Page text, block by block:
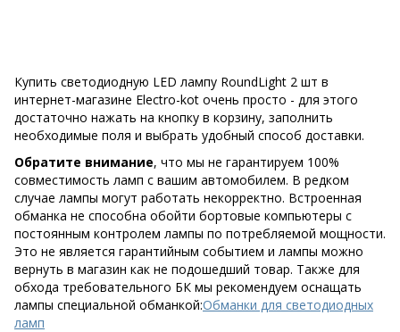
Купить светодиодную LED лампу RoundLight 2 шт в
интернет-магазине Electro-kot очень просто - для этого
достаточно нажать на кнопку в корзину, заполнить
необходимые поля и выбрать удобный способ доставки.
Обратите внимание, что мы не гарантируем 100%
совместимость ламп с вашим автомобилем. В редком
случае лампы могут работать некорректно. Встроенная
обманка не способна обойти бортовые компьютеры с
постоянным контролем лампы по потребляемой мощности.
Это не является гарантийным событием и лампы можно
вернуть в магазин как не подошедший товар. Также для
обхода требовательного БК мы рекомендуем оснащать
лампы специальной обманкой:Обманки для светодиодных
ламп